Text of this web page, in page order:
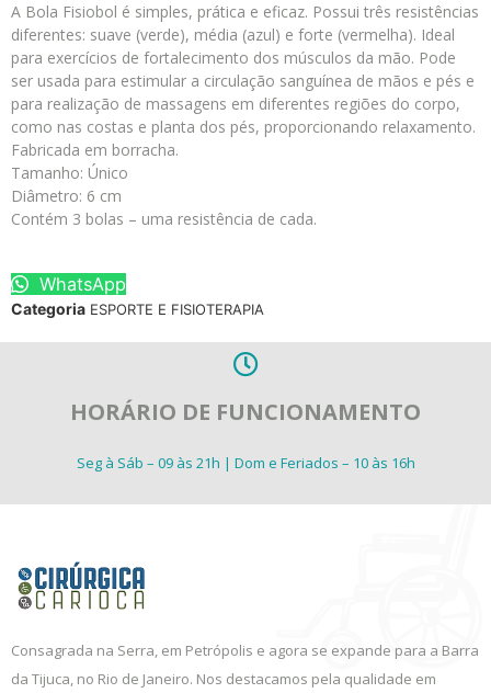
A Bola Fisiobol é simples, prática e eficaz. Possui três resistências
diferentes: suave (verde), média (azul) e forte (vermelha). Ideal
para exercícios de fortalecimento dos músculos da mão. Pode
ser usada para estimular a circulação sanguínea de mãos e pés e
para realização de massagens em diferentes regiões do corpo,
como nas costas e planta dos pés, proporcionando relaxamento.
Fabricada em borracha.
Tamanho: Único
Diâmetro: 6 cm
Contém 3 bolas – uma resistência de cada.
WhatsApp
Categoria ESPORTE E FISIOTERAPIA
HORÁRIO DE FUNCIONAMENTO
Seg à Sáb – 09 às 21h | Dom e Feriados – 10 às 16h
Consagrada na Serra, em Petrópolis e agora se expande para a Barra
da Tijuca, no Rio de Janeiro. Nos destacamos pela qualidade em